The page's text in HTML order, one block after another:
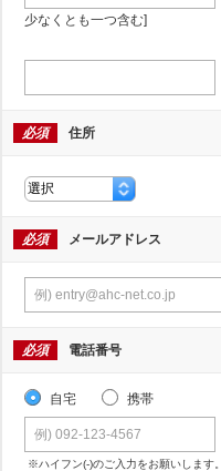
少なくとも一つ含む]
必須 住所
必須 メールアドレス
必須 電話番号
自宅 携帯
※ハイフン(-)のご入力をお願いします。